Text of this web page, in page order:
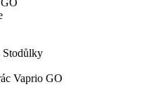
Stodůlky
Vaprio GO